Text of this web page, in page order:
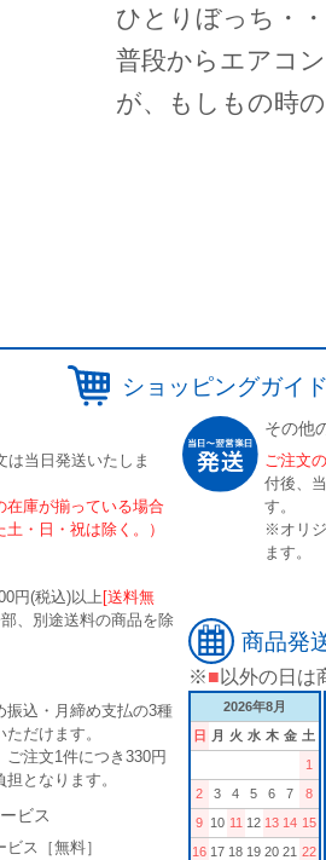
ひとりぼっち・
普段からエアコ
が、もしもの時
ショッピングガイ
は当日発送いたしま
在庫が揃っている場合
・日・祝は除く。）
円(税込)以上[送料無
、別途送料の商品を除
振込・月締め支払の3種
だけます。
注文1件につき330円
となります。
ビス
ス［無料］
その他
ご注文
付後、
す。
※オリ
ます。
商品発
※■ 以外の日は
2026年8月
日
月 火 水 木 金 土
1
2
3 4 5 6 7
8
9 10 11 12 13 14 15
16 17 18 19 20 21 22